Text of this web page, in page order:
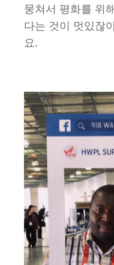
뭉쳐서 평화를 위
다는 것이 멋있잖
요.